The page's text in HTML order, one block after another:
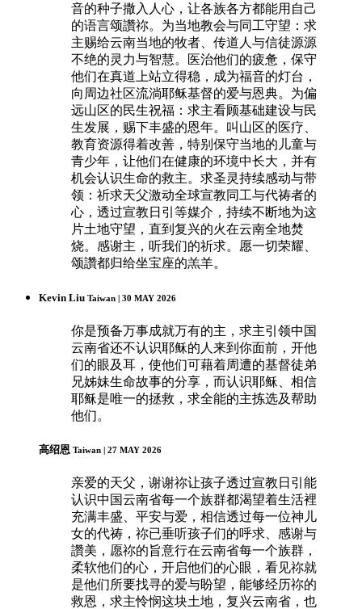
音的种子撒入人心，让各族各方都能用自己
的语言颂讚祢。为当地教会与同工守望：求
主赐给云南当地的牧者、传道人与信徒源源
不绝的灵力与智慧。医治他们的疲惫，保守
他们在真道上站立得稳，成为福音的灯台，
向周边社区流淌耶稣基督的爱与恩典。为偏
远山区的民生祝福：求主看顾基础建设与民
生发展，赐下丰盛的恩年。叫山区的医疗、
教育资源得着改善，特别保守当地的儿童与
青少年，让他们在健康的环境中长大，并有
机会认识生命的救主。求圣灵持续感动与带
领：祈求天父激动全球宣教同工与代祷者的
心，透过宣教日引等媒介，持续不断地为这
片土地守望，直到复兴的火在云南全地焚
烧。感谢主，听我们的祈求。愿一切荣耀、
颂讚都归给坐宝座的羔羊。
Kevin Liu Taiwan | 30 MAY 2026
你是预备万事成就万有的主，求主引领中国
云南省还不认识耶稣的人来到你面前，开他
们的眼及耳，使他们可藉着周遭的基督徒弟
兄姊妹生命故事的分享，而认识耶稣、相信
耶稣是唯一的拯救，求全能的主拣选及帮助
他们。
高绍恩 Taiwan | 27 MAY 2026
亲爱的天父，谢谢祢让孩子透过宣教日引能
认识中国云南省每一个族群都渴望着生活裡
充满丰盛、平安与爱，相信透过每一位神儿
女的代祷，祢已垂听孩子们的呼求、感谢与
讚美，愿祢的旨意行在云南省每一个族群，
柔软他们的心，开启他们的心眼，看见祢就
是他们所要找寻的爱与盼望，能够经历祢的
救恩，求主怜悯这块土地，复兴云南省，也